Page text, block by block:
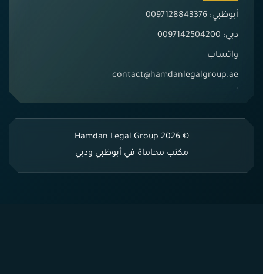
أبوظبي: 0097128843376
دبي: 0097142504200
واتساب
contact@hamdanlegalgroup.ae
© 2026 Hamdan Legal Group
مكتب محاماة في أبوظبي ودبي